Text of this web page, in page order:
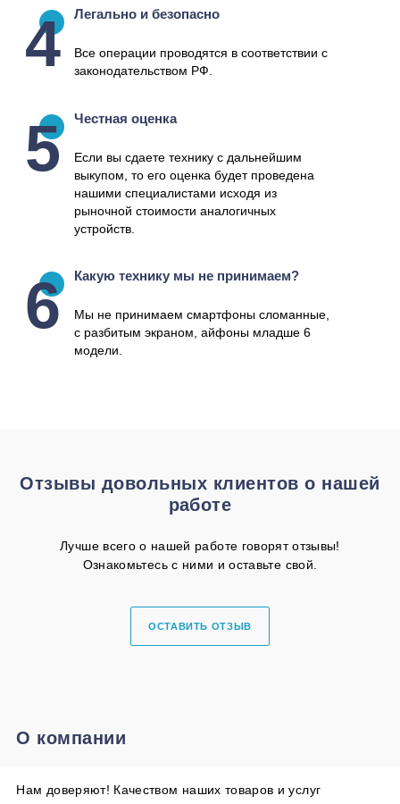
Легально и безопасно
Все операции проводятся в соответствии с
законодательством РФ.
Честная оценка
Если вы сдаете технику с дальнейшим
выкупом, то его оценка будет проведена
нашими специалистами исходя из
рыночной стоимости аналогичных
устройств.
Какую технику мы не принимаем?
Мы не принимаем смартфоны сломанные,
с разбитым экраном, айфоны младше 6
модели.
Отзывы довольных клиентов о нашей
работе
Лучше всего о нашей работе говорят отзывы!
Ознакомьтесь с ними и оставьте свой.
ОСТАВИТЬ ОТЗЫВ
О компании
Нам доверяют! Качеством наших товаров и услуг